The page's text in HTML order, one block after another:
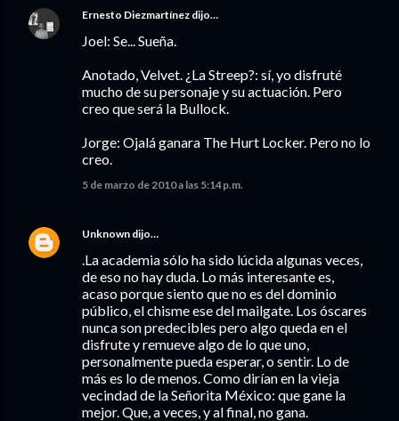
Ernesto Diezmartínez dijo…
Joel: Se... Sueña.
Anotado, Velvet. ¿La Streep?: sí, yo disfruté
mucho de su personaje y su actuación. Pero
creo que será la Bullock.
Jorge: Ojalá ganara The Hurt Locker. Pero no lo
creo.
5 de marzo de 2010 a las 5:14 p.m.
Unknown dijo…
.La academia sólo ha sido lúcida algunas veces,
de eso no hay duda. Lo más interesante es,
acaso porque siento que no es del dominio
público, el chisme ese del mailgate. Los óscares
nunca son predecibles pero algo queda en el
disfrute y remueve algo de lo que uno,
personalmente pueda esperar, o sentir. Lo de
más es lo de menos. Como dirían en la vieja
vecindad de la Señorita México: que gane la
mejor. Que, a veces, y al final, no gana.